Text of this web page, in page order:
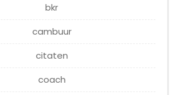
bkr
cambuur
citaten
coach